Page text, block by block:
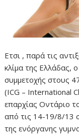
Ετσι , παρά τις
κλίμα της Ελλάδας,
συμμετοχής στους
(ICG – International
επαρχίας Οντάριο
από τις 14-19/8/13
της ενόργανης